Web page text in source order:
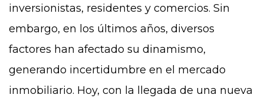
inversionistas, residentes y comercios. Sin
embargo, en los últimos años, diversos
factores han afectado su dinamismo,
generando incertidumbre en el mercado
inmobiliario. Hoy, con la llegada de una nueva